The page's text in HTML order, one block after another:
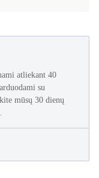
atliekant 40
su
mūsų 30 dienų